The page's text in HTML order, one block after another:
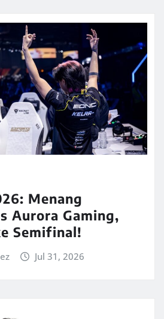
Menang
Aurora Gaming,
Semifinal!
Jul 31, 2026